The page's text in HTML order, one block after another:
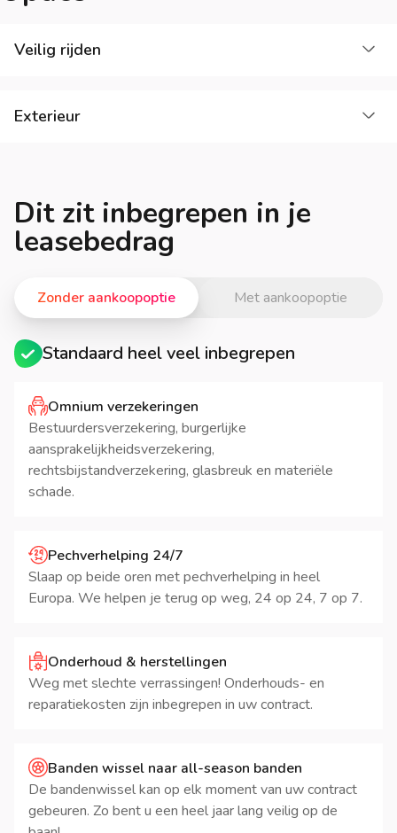
Veilig rijden
Exterieur
Dit zit inbegrepen in je
leasebedrag
Met aankoopoptie
Zonder aankoopoptie
Standaard heel veel inbegrepen
Omnium verzekeringen
Bestuurdersverzekering, burgerlijke
aansprakelijkheidsverzekering,
rechtsbijstandverzekering, glasbreuk en materiële
schade.
Pechverhelping 24/7
Slaap op beide oren met pechverhelping in heel
Europa. We helpen je terug op weg, 24 op 24, 7 op 7.
Onderhoud & herstellingen
Weg met slechte verrassingen! Onderhouds- en
reparatiekosten zijn inbegrepen in uw contract.
Banden wissel naar all-season banden
De bandenwissel kan op elk moment van uw contract
gebeuren. Zo bent u een heel jaar lang veilig op de